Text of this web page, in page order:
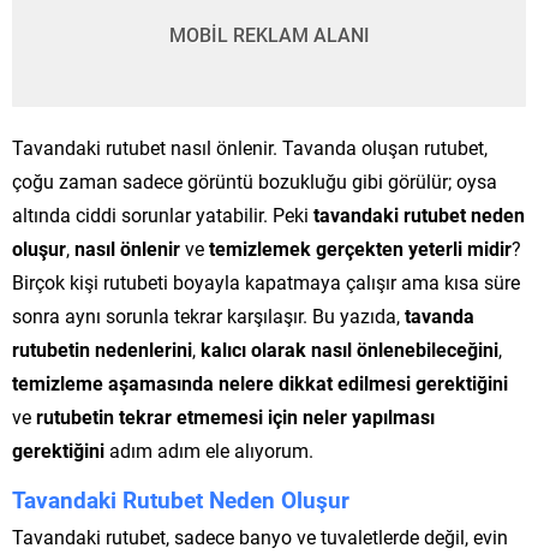
MOBİL REKLAM ALANI
Tavandaki rutubet nasıl önlenir. Tavanda oluşan rutubet,
çoğu zaman sadece görüntü bozukluğu gibi görülür; oysa
altında ciddi sorunlar yatabilir. Peki tavandaki rutubet neden
oluşur,nasıl önlenirvetemizlemek gerçekten yeterli midir?
Birçok kişi rutubeti boyayla kapatmaya çalışır ama kısa süre
sonra aynı sorunla tekrar karşılaşır. Bu yazıda,tavanda
rutubetin nedenlerini,kalıcı olarak nasıl önlenebileceğini,
temizleme aşamasında nelere dikkat edilmesi gerektiğini
verutubetin tekrar etmemesi için neler yapılması
gerektiğini adım adım ele alıyorum.
Tavandaki Rutubet Neden Oluşur
Tavandaki rutubet, sadece banyo ve tuvaletlerde değil, evin